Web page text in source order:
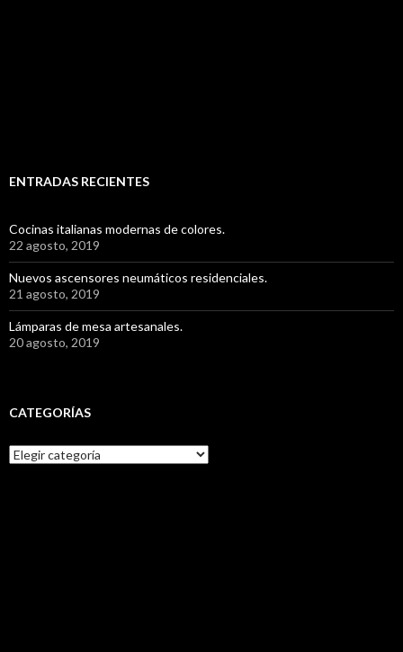
ENTRADAS RECIENTES
Cocinas italianas modernas de colores.
22 agosto, 2019
Nuevos ascensores neumáticos residenciales.
21 agosto, 2019
Lámparas de mesa artesanales.
20 agosto, 2019
CATEGORÍAS
C
a